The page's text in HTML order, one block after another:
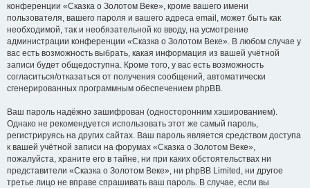
конференции «Сказка о Золотом Веке», кроме вашего имени
пользователя, вашего пароля и вашего адреса email, может быть как
необходимой, так и необязательной ко вводу, на усмотрение
администрации конференции «Сказка о Золотом Веке». В любом случае у
вас есть возможность выбрать, какая информация из вашей учётной
записи будет общедоступна. Кроме того, у вас есть возможность
согласиться/отказаться от получения сообщений, автоматически
сгенерированных программным обеспечением phpBB.
Ваш пароль надёжно зашифрован (односторонним хэшированием).
Однако не рекомендуется использовать этот же самый пароль,
регистрируясь на других сайтах. Ваш пароль является средством доступа
к вашей учётной записи на форумах «Сказка о Золотом Веке»,
пожалуйста, храните его в тайне, ни при каких обстоятельствах ни
представители «Сказка о Золотом Веке», ни phpBB Limited, ни другое
третье лицо не вправе спрашивать ваш пароль. В случае, если вы